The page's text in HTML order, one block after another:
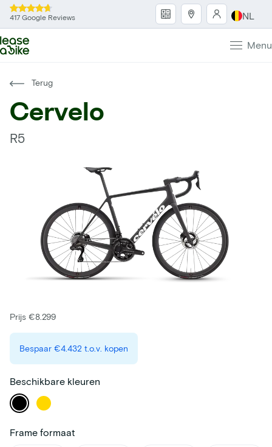
417 Google Reviews NL
Menu
Terug
Cervelo
R5
Prijs €8.299
Bespaar €4.432 t.o.v. kopen
Beschikbare kleuren
Frame formaat